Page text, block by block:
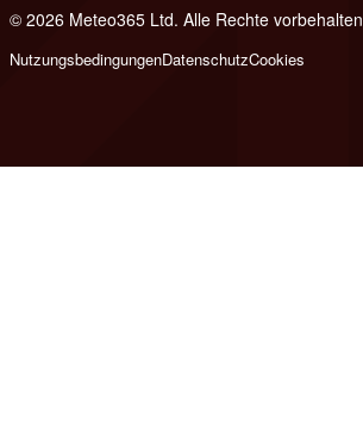
© 2026 Meteo365 Ltd. Alle Rechte vorbehalten
NutzungsbedingungenDatenschutzCookies